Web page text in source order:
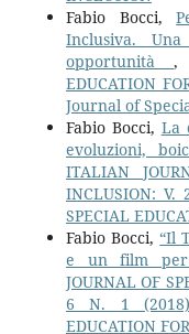
Fabio Bocci,
Inclusiva.
opportunità ,
EDUCATION
Journal of
Fabio Bocci, La
evoluzioni,
ITALIAN
INCLUSION: V.
SPECIAL
Fabio Bocci,“Il
e un film per
JOURNAL OF
6 N. 1 (2018):
EDUCATION